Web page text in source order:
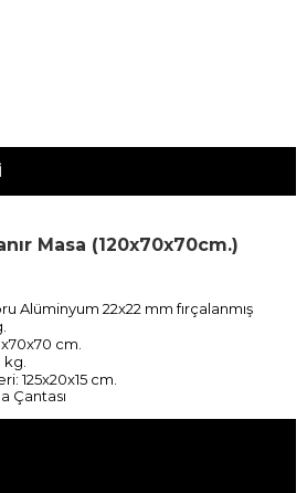
Masa (120x70x70cm.)
Alüminyum 22x22 mm fırçalanmış
cm.
kg.
125x20x15 cm.
Çantası